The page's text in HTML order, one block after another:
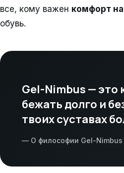
все, кому важен комфорт
обувь.
Gel-Nimbus — это
бежать долго и
твоих суставах
— О философии Gel-Nimbus